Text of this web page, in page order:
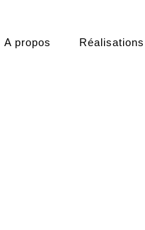
A propos Réalisations